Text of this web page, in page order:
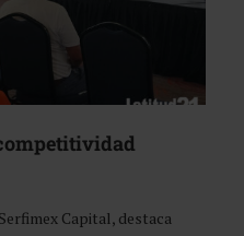
Capital, destaca